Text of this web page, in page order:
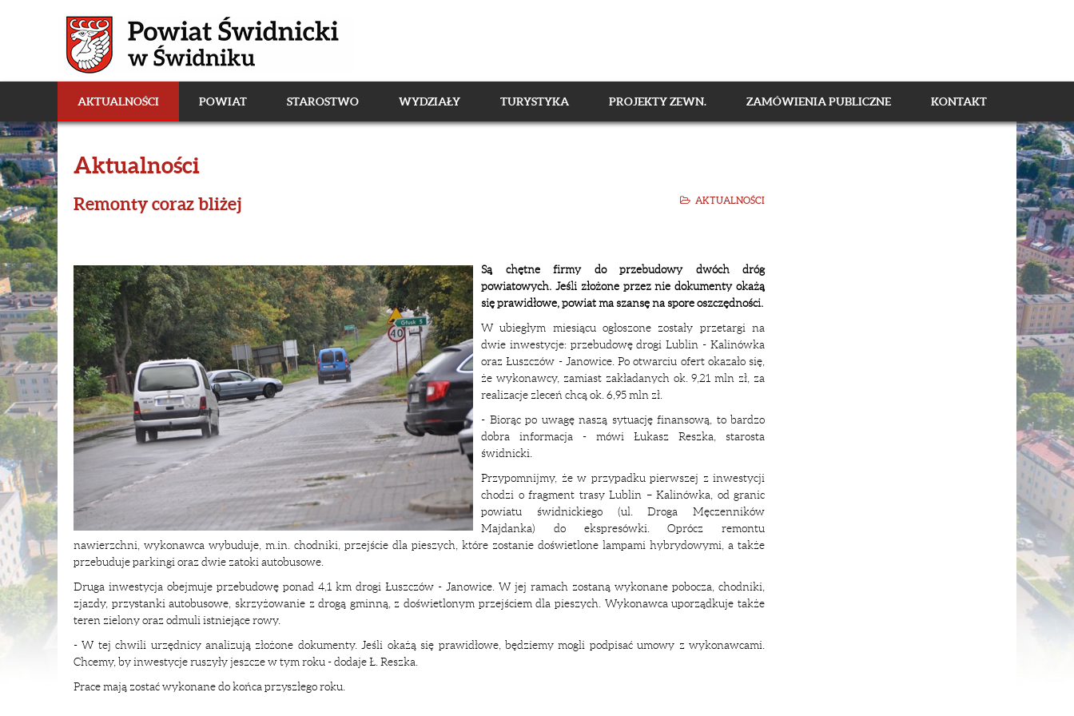
AKTUALNOŚCI POWIAT STAROSTWO WYDZIAŁY TURYSTYKA PROJEKTY ZEWN. ZAMÓWIENIA PUBLICZNE KONTAKT
Aktualności
AKTUALNOŚCI
Remonty coraz bliżej
Są chętne firmy do przebudowy dwóch dróg
powiatowych. Jeśli złożone przez nie dokumenty okażą
się prawidłowe, powiat ma szansę na spore oszczędności.
W ubiegłym miesiącu ogłoszone zostały przetargi na
dwie inwestycje: przebudowę drogi Lublin - Kalinówka
oraz Łuszczów - Janowice. Po otwarciu ofert okazało się,
że wykonawcy, zamiast zakładanych ok. 9,21 mln zł, za
realizacje zleceń chcą ok. 6,95 mln zł.
- Biorąc po uwagę naszą sytuację finansową, to bardzo
dobra informacja - mówi Łukasz Reszka, starosta
świdnicki.
Przypomnijmy, że w przypadku pierwszej z inwestycji
chodzi o fragment trasy Lublin – Kalinówka, od granic
powiatu świdnickiego (ul. Droga Męczenników
Majdanka) do ekspresówki. Oprócz remontu
nawierzchni, wykonawca wybuduje, m.in. chodniki, przejście dla pieszych, które zostanie doświetlone lampami hybrydowymi, a także
przebuduje parkingi oraz dwie zatoki autobusowe.
Druga inwestycja obejmuje przebudowę ponad 4,1 km drogi Łuszczów - Janowice. W jej ramach zostaną wykonane pobocza, chodniki,
zjazdy, przystanki autobusowe, skrzyżowanie z drogą gminną, z doświetlonym przejściem dla pieszych. Wykonawca uporządkuje także
teren zielony oraz odmuli istniejące rowy.
- W tej chwili urzędnicy analizują złożone dokumenty. Jeśli okażą się prawidłowe, będziemy mogli podpisać umowy z wykonawcami.
Chcemy, by inwestycje ruszyły jeszcze w tym roku - dodaje Ł. Reszka.
Prace mają zostać wykonane do końca przyszłego roku.